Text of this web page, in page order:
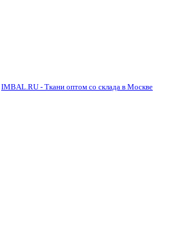
IMBAL.RU - Ткани оптом со склада в Москве